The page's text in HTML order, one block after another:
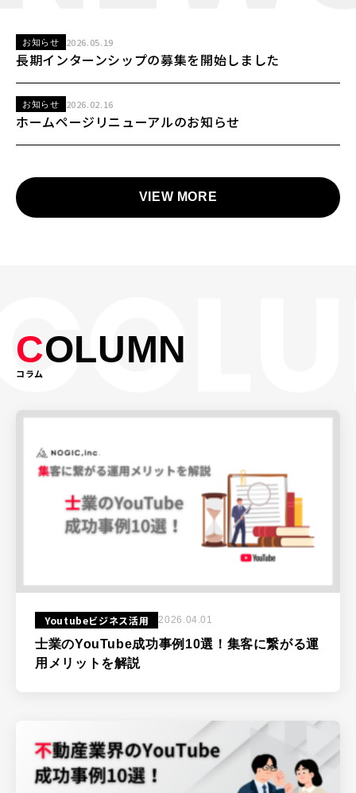
お知らせ 2026.05.19
長期インターンシップの募集を開始しました
お知らせ 2026.02.16
ホームページリニューアルのお知らせ
VIEW MORE
COLUMN
コラム
Youtubeビジネス活用 2026.04.01
士業のYouTube成功事例10選！集客に繋がる運
用メリットを解説